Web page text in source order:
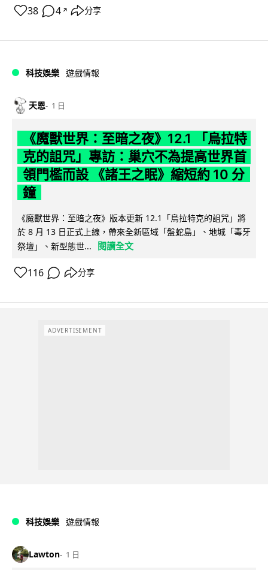
38 4 ↗ 分享
科技娛樂 遊戲情報
天恩 1 日
《魔獸世界：至暗之夜》12.1 「烏拉特
克的詛咒」專訪：巢穴不為提高世界首
領門檻而設 《諸王之眠》縮短約 10 分
鐘
《魔獸世界：至暗之夜》版本更新 12.1「烏拉特克的詛咒」將
於 8 月 13 日正式上線，帶來全新區域「盤蛇島」、地城「毒牙
祭壇」、新型態世...
閱讀全文
116 分享
ADVERTISEMENT
科技娛樂 遊戲情報
Lawton 1 日